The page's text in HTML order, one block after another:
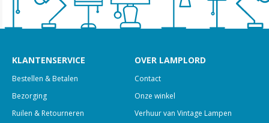
KLANTENSERVICE
Bestellen & Betalen
Bezorging
Ruilen & Retourneren
OVER LAMPLORD
Contact
Onze winkel
Verhuur van Vintage Lampen